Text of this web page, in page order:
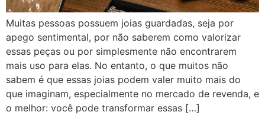
Muitas pessoas possuem joias guardadas, seja por
apego sentimental, por não saberem como valorizar
essas peças ou por simplesmente não encontrarem
mais uso para elas. No entanto, o que muitos não
sabem é que essas joias podem valer muito mais do
que imaginam, especialmente no mercado de revenda, e
o melhor: você pode transformar essas […]